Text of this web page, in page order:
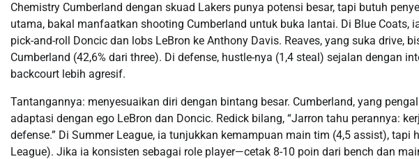
Chemistry Cumberland dengan skuad Lakers punya potensi besar, tapi butuh
utama, bakal manfaatkan shooting Cumberland untuk buka lantai. Di Blue Coats,
pick-and-roll Doncic dan lobs LeBron ke Anthony Davis. Reaves, yang suka drive,
Cumberland (42,6% dari three). Di defense, hustle-nya (1,4 steal) sejalan dengan
backcourt lebih agresif.
Tantangannya: menyesuaikan diri dengan bintang besar. Cumberland, yang
adaptasi dengan ego LeBron dan Doncic. Redick bilang, “Jarron tahu perannya:
defense.” Di Summer League, ia tunjukkan kemampuan main tim (4,5 assist), tapi
League). Jika ia konsisten sebagai role player—cetak 8-10 poin dari bench dan